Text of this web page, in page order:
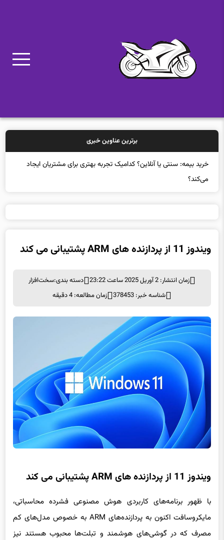
برترین عناوین خبری
خرید بیمه: سنتی یا آنلاین؟ کدامیک تجربه بهتری برای مشتریان ایجاد
می‌کند؟
ویندوز 11 از پردازنده های ARM پشتیبانی می کند
زمان انتشار: 2 آوریل 2025 ساعت 23:22 دسته بندی:سخت‌افزار
شناسه خبر: 378453
زمان مطالعه: 4 دقیقه
ویندوز 11 از پردازنده های ARM پشتیبانی می کند
با ظهور برنامه‌های کاربردی هوش مصنوعی فشرده محاسباتی،
مایکروسافت اکنون به پردازنده‌های ARM به خصوص مدل‌های کم
مصرف که در گوشی‌های هوشمند و تبلت‌ها محبوب هستند نیز